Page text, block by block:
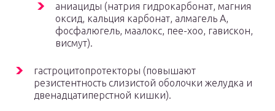
аниациды (натрия гидрокарбонат, магния
оксид, кальция карбонат, алмагель А,
фосфалюгель, маалокс, пее-хоо, гавискон,
висмут).
гастроцитопротекторы (повышают
резистентность слизистой оболочки желудка и
двенадцатиперстной кишки).